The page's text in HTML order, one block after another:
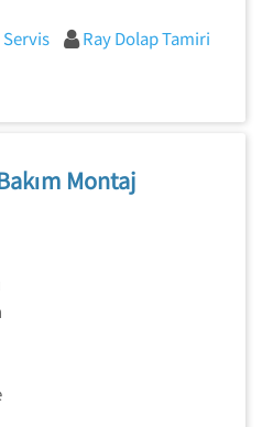
Ray Dolap Tamiri
Montaj